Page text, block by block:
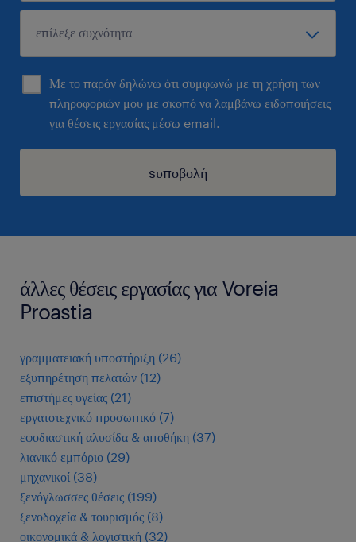
Με το παρόν δηλώνω ότι συμφωνώ με τη χρήση των
πληροφοριών μου με σκοπό να λαμβάνω ειδοποιήσεις
για θέσεις εργασίας μέσω email.
sυποβολή
άλλες θέσεις εργασίας για Voreia
Proastia
γραμματειακή υποστήριξη (26)
εξυπηρέτηση πελατών (12)
επιστήμες υγείας (21)
εργατοτεχνικό προσωπικό (7)
εφοδιαστική αλυσίδα & αποθήκη (37)
λιανικό εμπόριο (29)
μηχανικοί (38)
ξενόγλωσσες θέσεις (199)
ξενοδοχεία & τουρισμός (8)
οικονομικά & λογιστική (32)